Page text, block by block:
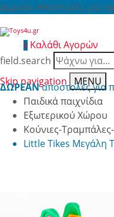
Δωρεάν Αποστολές για
0 Καλάθι Αγορών
field.search
Skip navigation
MENU
ΔΩΡΕΑΝαποστολές για
Παιδικά παιχνίδια
Εξωτερικού Χώρου
Κούνιες-
Little Tikes Μεγάλη